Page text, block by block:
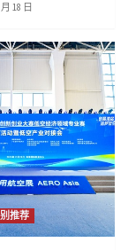
讨会圆满召
，2026中国
新能源气象预
18 日
推荐